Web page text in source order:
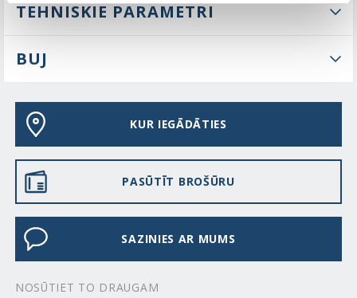
TEHNISKIE PARAMETRI
BUJ
KUR IEGĀDĀTIES
PASŪTĪT BROŠŪRU
SAZINIES AR MUMS
NOSŪTIET TO DRAUGAM